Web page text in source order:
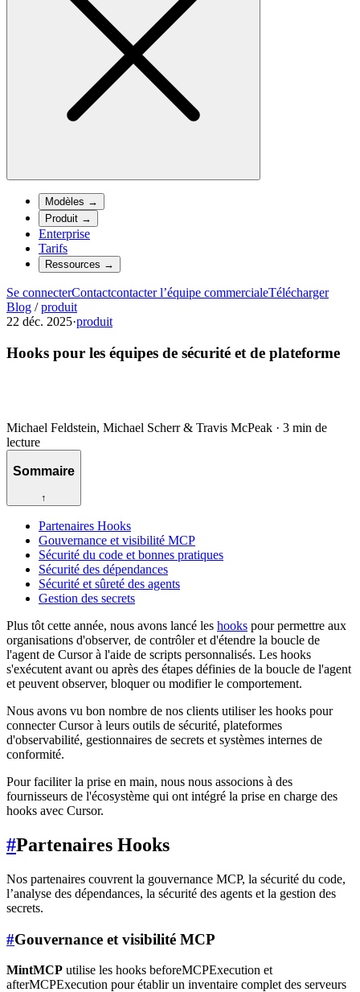
Modèles →
Produit →
Enterprise
Tarifs
Ressources →
Se connecterContactcontacter l’équipe commercialeTélécharger
Blog / produit
22 déc. 2025·produit
Hooks pour les équipes de sécurité et de plateforme
Michael Feldstein, Michael Scherr & Travis McPeak · 3 min de
lecture
Sommaire
↑
Partenaires Hooks
Gouvernance et visibilité MCP
Sécurité du code et bonnes pratiques
Sécurité des dépendances
Sécurité et sûreté des agents
Gestion des secrets
Plus tôt cette année, nous avons lancé les hooks pour permettre aux
organisations d'observer, de contrôler et d'étendre la boucle de
l'agent de Cursor à l'aide de scripts personnalisés. Les hooks
s'exécutent avant ou après des étapes définies de la boucle de l'agent
et peuvent observer, bloquer ou modifier le comportement.
Nous avons vu bon nombre de nos clients utiliser les hooks pour
connecter Cursor à leurs outils de sécurité, plateformes
d'observabilité, gestionnaires de secrets et systèmes internes de
conformité.
Pour faciliter la prise en main, nous nous associons à des
fournisseurs de l'écosystème qui ont intégré la prise en charge des
hooks avec Cursor.
#Partenaires Hooks
Nos partenaires couvrent la gouvernance MCP, la sécurité du code,
l’analyse des dépendances, la sécurité des agents et la gestion des
secrets.
#Gouvernance et visibilité MCP
MintMCP utilise les hooks beforeMCPExecution et
afterMCPExecution pour établir un inventaire complet des serveurs